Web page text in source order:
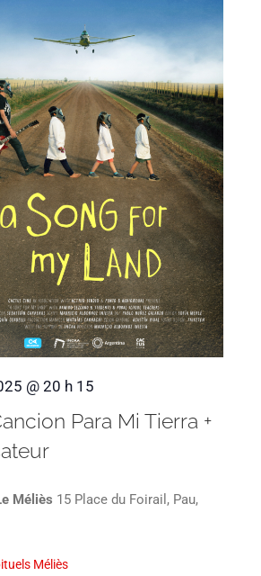
@ 20 h 15
Para Mi Tierra +
Méliès 15 Place du Foirail, Pau,
Méliès